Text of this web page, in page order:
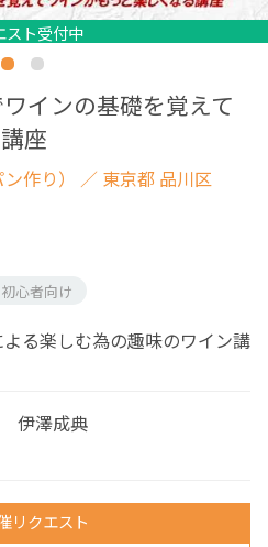
スト受付中
スト受付中
スト受付中
インの基礎を覚えて
座
作り） ／ 東京都 品川区
初心者向け
る楽しむ為の趣味のワイン講
伊澤成典
リクエスト